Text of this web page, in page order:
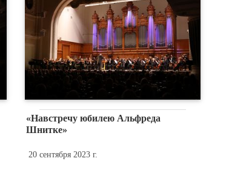
«Навстречу юбилею Альфреда
Шнитке»
20 сентября 2023 г.